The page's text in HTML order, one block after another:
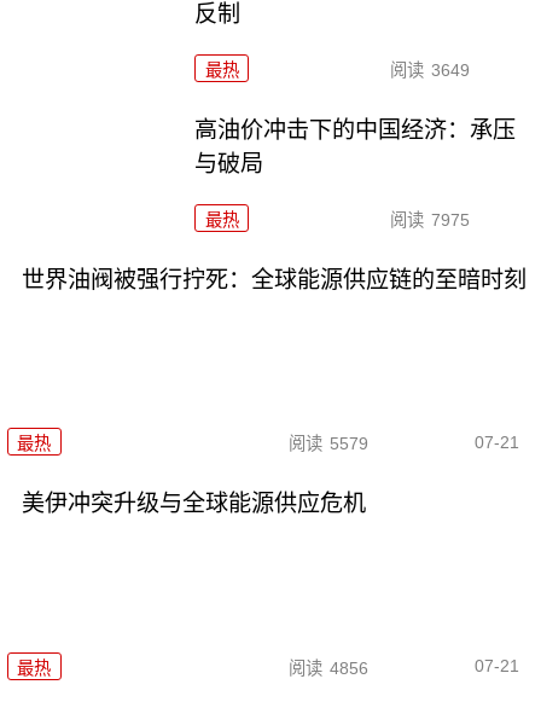
反制
最热 阅读 3649
高油价冲击下的中国经济：承压
与破局
最热 阅读 7975
世界油阀被强行拧死：全球能源供应链的至暗时刻
最热 阅读 5579 07-21
美伊冲突升级与全球能源供应危机
最热 阅读 4856 07-21